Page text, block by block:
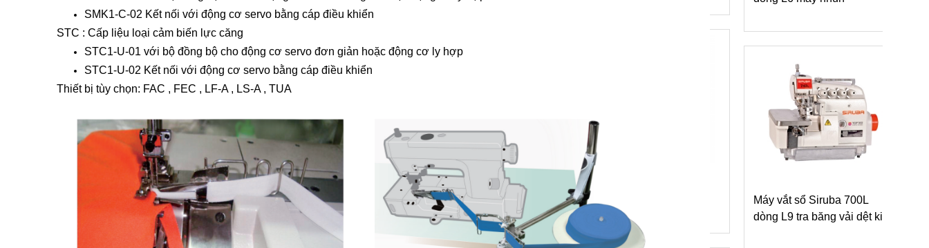
SMK1-C-02 Kết nối với động cơ servo bằng cáp điều khiển
STC : Cấp liệu loại cảm biến lực căng
STC1-U-01 với bộ đồng bộ cho động cơ servo đơn giản hoặc động cơ ly hợp
STC1-U-02 Kết nối với động cơ servo bằng cáp điều khiển
Thiết bị tùy chọn: FAC , FEC , LF-A , LS-A , TUA
Máy tra bo lai áo tự động
Siruba ASK-ASM200
Máy vắt sổ Siruba 700L
dòng L9 tra băng vải dệt kim